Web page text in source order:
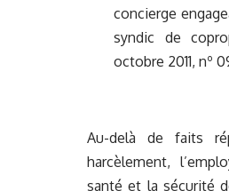
concierge
syndic de
octobre 2011, nº
Au-delà de faits
harcèlement,
santé et la sécurité